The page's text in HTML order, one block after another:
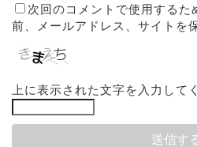
次回のコメントで使用するた
前、メールアドレス、サイトを
上に表示された文字を入力して